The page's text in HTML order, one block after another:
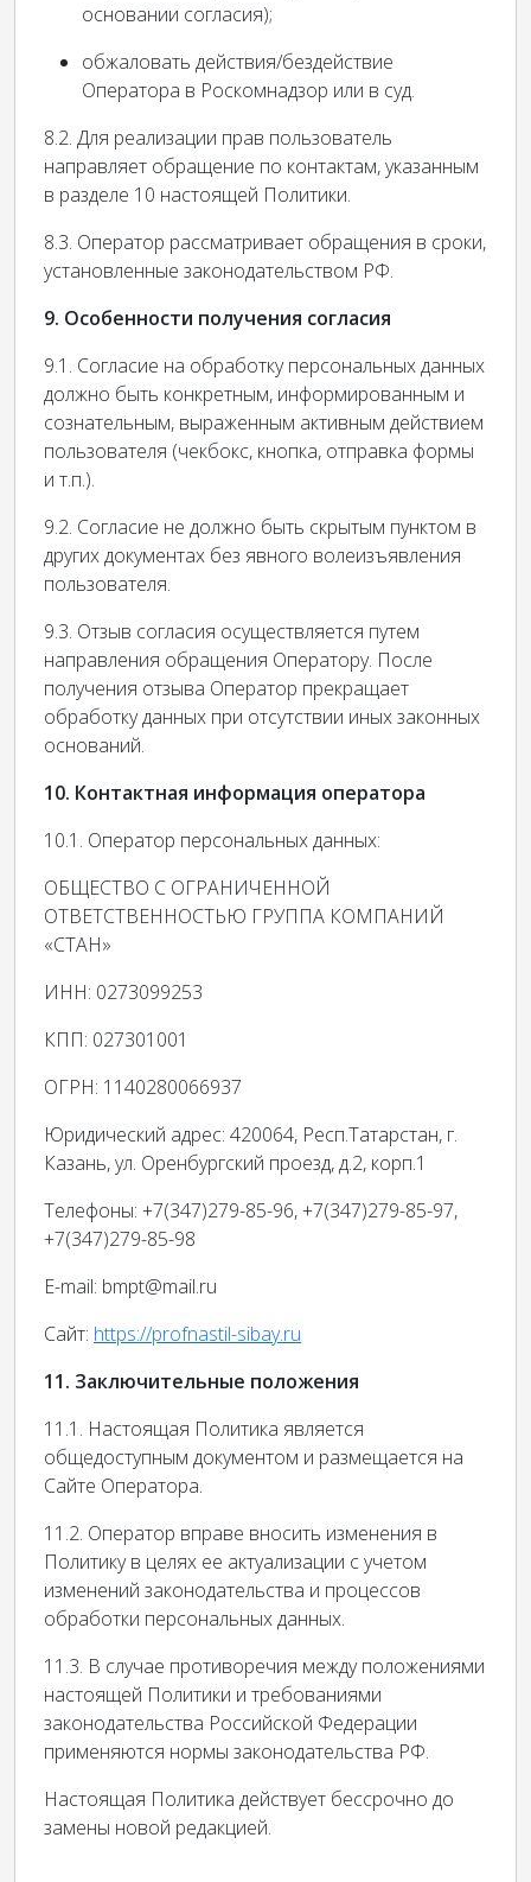
основании согласия);
обжаловать действия/бездействие
Оператора в Роскомнадзор или в суд.
8.2. Для реализации прав пользователь
направляет обращение по контактам, указанным
в разделе 10 настоящей Политики.
8.3. Оператор рассматривает обращения в сроки,
установленные законодательством РФ.
9. Особенности получения согласия
9.1. Согласие на обработку персональных данных
должно быть конкретным, информированным и
сознательным, выраженным активным действием
пользователя (чекбокс, кнопка, отправка формы
и т.п.).
9.2. Согласие не должно быть скрытым пунктом в
других документах без явного волеизъявления
пользователя.
9.3. Отзыв согласия осуществляется путем
направления обращения Оператору. После
получения отзыва Оператор прекращает
обработку данных при отсутствии иных законных
оснований.
10. Контактная информация оператора
10.1. Оператор персональных данных:
ОБЩЕСТВО С ОГРАНИЧЕННОЙ
ОТВЕТСТВЕННОСТЬЮ ГРУППА КОМПАНИЙ
«СТАН»
ИНН: 0273099253
КПП: 027301001
ОГРН: 1140280066937
Юридический адрес: 420064, Респ.Татарстан, г.
Казань, ул. Оренбургский проезд, д.2, корп.1
Телефоны: +7(347)279-85-96, +7(347)279-85-97,
+7(347)279-85-98
E-mail: bmpt@mail.ru
Сайт: https://profnastil-sibay.ru
11. Заключительные положения
11.1. Настоящая Политика является
общедоступным документом и размещается на
Сайте Оператора.
11.2. Оператор вправе вносить изменения в
Политику в целях ее актуализации с учетом
изменений законодательства и процессов
обработки персональных данных.
11.3. В случае противоречия между положениями
настоящей Политики и требованиями
законодательства Российской Федерации
применяются нормы законодательства РФ.
Настоящая Политика действует бессрочно до
замены новой редакцией.